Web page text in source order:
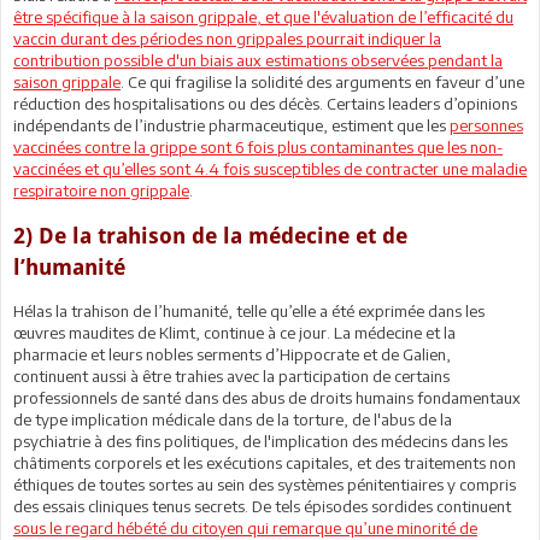
être spécifique à la saison grippale, et que l'évaluation de l’efficacité du
vaccin durant des périodes non grippales pourrait indiquer la
contribution possible d'un biais aux estimations observées pendant la
saison grippale . Ce qui fragilise la solidité des arguments en faveur d’une
réduction des hospitalisations ou des décès. Certains leaders d’opinions
indépendants de l’industrie pharmaceutique, estiment que lespersonnes
vaccinées contre la grippe sont 6 fois plus contaminantes que les non-
vaccinées et qu’elles sont 4.4 fois susceptibles de contracter une maladie
respiratoire non grippale
2) De la trahison de la médecine et de
l’humanité
Hélas la trahison de l’humanité, telle qu’elle a été exprimée dans les
œuvres maudites de Klimt, continue à ce jour. La médecine et la
pharmacie et leurs nobles serments d’Hippocrate et de Galien,
continuent aussi à être trahies avec la participation de certains
professionnels de santé dans des abus de droits humains fondamentaux
de type implication médicale dans de la torture, de l'abus de la
psychiatrie à des fins politiques, de l'implication des médecins dans les
châtiments corporels et les exécutions capitales, et des traitements non
éthiques de toutes sortes au sein des systèmes pénitentiaires y compris
des essais cliniques tenus secrets. De tels épisodes sordides continuent
sous le regard hébété du citoyen qui remarque qu’une minorité de